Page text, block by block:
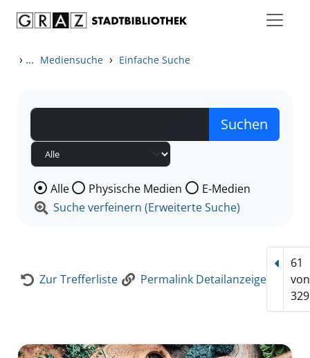
› ... Mediensuche › Einfache Suche
Wählen Sie die Medienart nach der Sie suchen wollen.
Alle Physische Medien
E-Medien
Suche verfeinern (Erweiterte Suche)
Zur Trefferliste Permalink Detailanzeige
61
von
329